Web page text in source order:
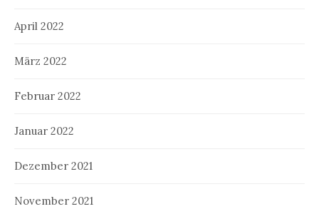
April 2022
März 2022
Februar 2022
Januar 2022
Dezember 2021
November 2021